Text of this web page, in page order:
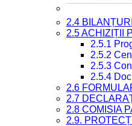
2.4
2.5 ACHIZIȚII
2.5.1
2.5.2
2.5.3
2.5.4
2.6
2.7
2.8 COMISIA
2.9.